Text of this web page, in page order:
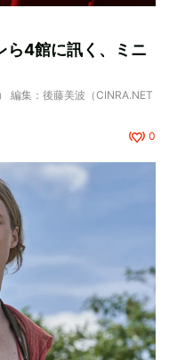
ら4館に訊く、ミニ
編集：後藤美波（CINRA.NET
0